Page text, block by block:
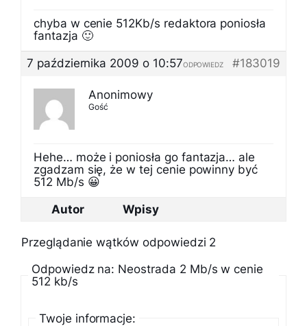
chyba w cenie 512Kb/s redaktora poniosła
fantazja 🙂
7 października 2009 o 10:57
#183019
ODPOWIEDZ
Anonimowy
Gość
Hehe… może i poniosła go fantazja… ale
zgadzam się, że w tej cenie powinny być
512 Mb/s 😀
Autor
Wpisy
Przeglądanie wątków odpowiedzi 2
Odpowiedz na: Neostrada 2 Mb/s w cenie
512 kb/s
Twoje informacje: